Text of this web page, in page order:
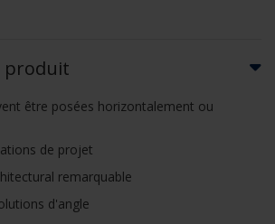
produit
être posées horizontalement ou
de projet
remarquable
d'angle